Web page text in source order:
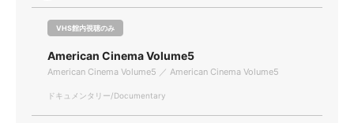
VHS館内視聴のみ
American Cinema Volume5
American Cinema Volume5 ／ American Cinema Volume5
ドキュメンタリー/Documentary